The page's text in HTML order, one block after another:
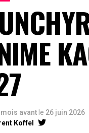
mois avant le 26 juin 2026
Koffel